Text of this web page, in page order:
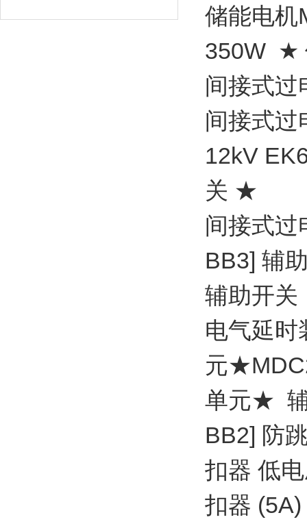
储能电机
350W ★
间接式
间接式
12kV
关 ★
间接式
BB3] 辅
辅助开关
电气延
元
单元★ 辅
BB2] 防
扣器 低
扣器